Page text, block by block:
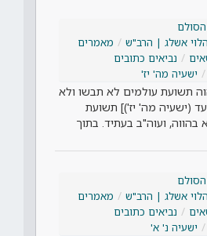
אשלג | הרב"ש
מאמרים
נביאים כתובים
ישעיה מה' יז'
תשועת עולמים לא תבשו ולא
(ישעיה מה' יז')] תשועת
בהווה, ועוה"ב בעתיד. בתוך
אשלג | הרב"ש
מאמרים
נביאים כתובים
ישעיה נ' א'